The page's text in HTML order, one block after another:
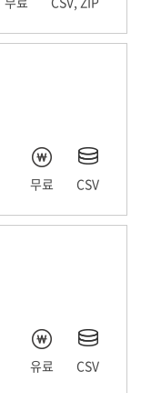
무료 CSV
유료 CSV